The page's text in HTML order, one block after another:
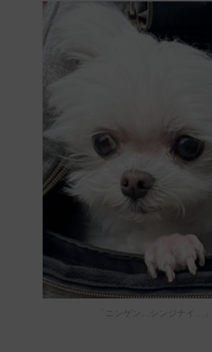
「ニンゲン…シンジナイ…」